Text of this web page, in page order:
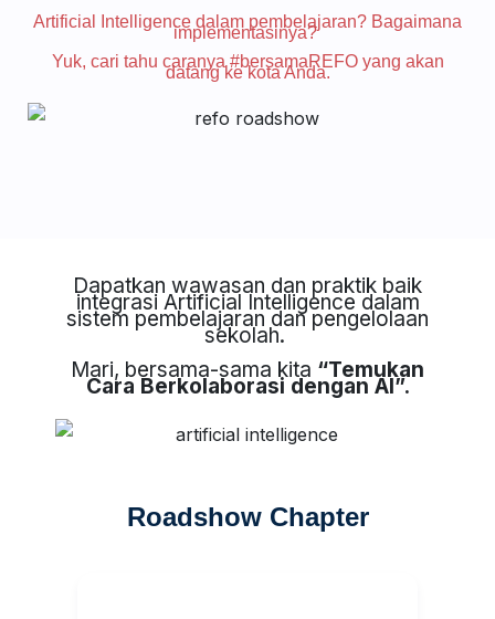
Artificial Intelligence dalam pembelajaran? Bagaimana
implementasinya?
Yuk, cari tahu caranya #bersamaREFO yang akan
datang ke kota Anda.
Dapatkan wawasan dan praktik baik
integrasi Artificial Intelligence dalam
sistem pembelajaran dan pengelolaan
sekolah.
Mari, bersama-sama kita “Temukan
Cara Berkolaborasi dengan AI”.
Roadshow Chapter